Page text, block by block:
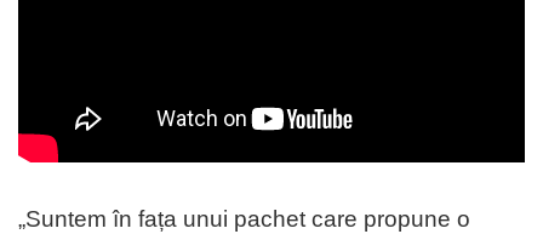
„Suntem în fața unui pachet care propune o